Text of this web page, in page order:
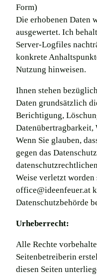
Form)
Die erhobenen Daten
ausgewertet. Ich
Server-Logfiles
konkrete
Nutzung hinweisen.
Ihnen stehen
Daten grundsätzlich
Berichtigung,
Datenübertragbarkeit,
Wenn Sie glauben,
gegen das
Weise verletzt
office@ideenfeuer.at
Datenschutzbehörde
Urheberrecht:
Alle Rechte
Seitenbetreiberin
diesen Seiten